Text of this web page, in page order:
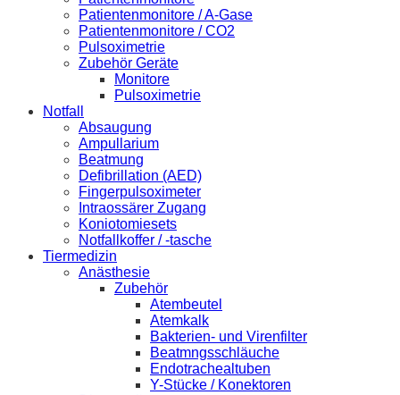
Patientenmonitore / A-Gase
Patientenmonitore / CO2
Pulsoximetrie
Zubehör Geräte
Monitore
Pulsoximetrie
Notfall
Absaugung
Ampullarium
Beatmung
Defibrillation (AED)
Fingerpulsoximeter
Intraossärer Zugang
Koniotomiesets
Notfallkoffer / -tasche
Tiermedizin
Anästhesie
Zubehör
Atembeutel
Atemkalk
Bakterien- und Virenfilter
Beatmngsschläuche
Endotrachealtuben
Y-Stücke / Konektoren